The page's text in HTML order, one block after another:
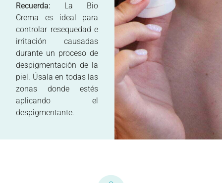
Recuerda: La Bio
Crema es ideal para
controlar resequedad e
irritación causadas
durante un proceso de
despigmentación de la
piel. Úsala en todas las
zonas donde estés
aplicando el
despigmentante.